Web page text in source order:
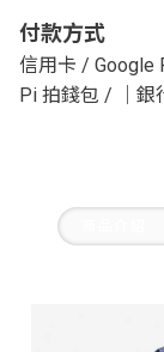
付款方式
信用卡 / Google
Pi 拍錢包 / ｜